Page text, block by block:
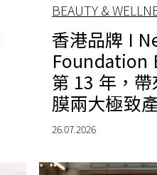
BEAUTY &
香港品牌 I
Foundation
第 13 年，
膜兩大極致
26.07.2026